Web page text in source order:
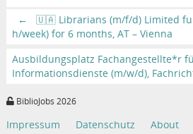
←
🇺🇦 Librarians (m/f/d) Limited
h/week) for 6 months, AT – Vienna
Ausbildungsplatz Fachangestellte*r
Informationsdienste (m/w/d),
BiblioJobs 2026
Impressum Datenschutz About